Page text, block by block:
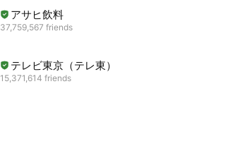
アサヒ飲料
37,759,567 friends
テレビ東京（テレ東）
15,371,614 friends